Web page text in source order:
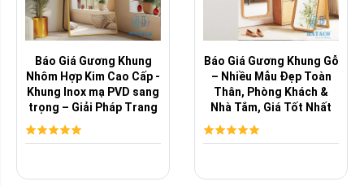
Báo Giá Gương Khung
Nhôm Hợp Kim Cao Cấp -
Khung Inox mạ PVD sang
trọng – Giải Pháp Trang
Báo Giá Gương Khung Gỗ
– Nhiều Mẫu Đẹp Toàn
Thân, Phòng Khách &
Nhà Tắm, Giá Tốt Nhất
Thị Trường